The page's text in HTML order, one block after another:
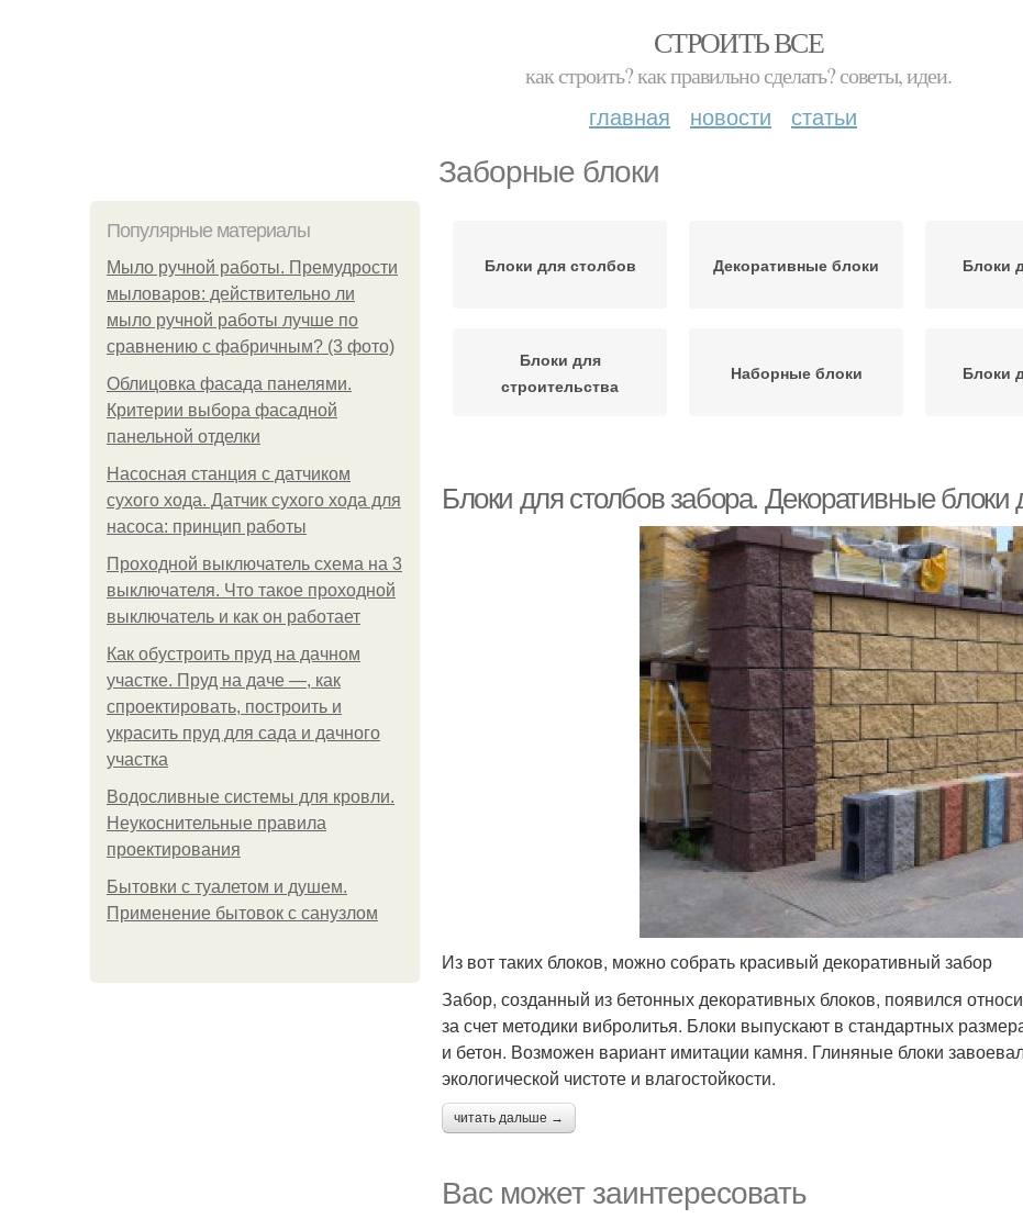
СТРОИТЬ ВСЕ
как строить? как правильно сделать? советы, идеи.
главная новости статьи
Заборные блоки
Популярные материалы
Мыло ручной работы. Премудрости
мыловаров: действительно ли
мыло ручной работы лучше по
сравнению с фабричным? (3 фото)
Облицовка фасада панелями.
Критерии выбора фасадной
панельной отделки
Насосная станция с датчиком
сухого хода. Датчик сухого хода для
насоса: принцип работы
Проходной выключатель схема на 3
выключателя. Что такое проходной
выключатель и как он работает
Как обустроить пруд на дачном
участке. Пруд на даче —, как
спроектировать, построить и
украсить пруд для сада и дачного
участка
Водосливные системы для кровли.
Неукоснительные правила
проектирования
Бытовки с туалетом и душем.
Применение бытовок с санузлом
Блоки для столбов Декоративные блоки Блоки
Блоки для
строительства
Наборные блоки Блоки
Блоки для столбов забора. Декоративные блоки
Из вот таких блоков, можно собрать красивый декоративный забор
Забор, созданный из бетонных декоративных блоков, появился
за счет методики вибролитья. Блоки выпускают в стандартных
и бетон. Возможен вариант имитации камня. Глиняные блоки
экологической чистоте и влагостойкости.
читать дальше →
Вас может заинтересовать